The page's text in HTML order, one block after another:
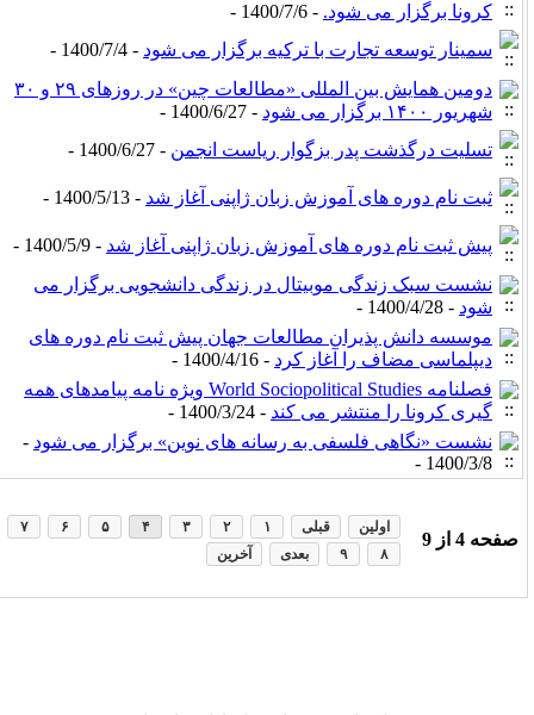
کرونا برگزار می شود.- 1400/7/6 -
سمینار توسعه تجارت با ترکیه برگزار می شود- 1400/7/4 -
دومین همایش بین المللی «مطالعات چین» در روزهای ۲۹ و ۳۰
شهریور ۱۴۰۰ برگزار می شود
- 1400/6/27 -
تسلیت درگذشت پدر بزگوار ریاست انجمن- 1400/6/27 -
ثبت نام دوره های آموزش زبان ژاپنی آغاز شد- 1400/5/13 -
پیش ثبت نام دوره های آموزش زبان ژاپنی آغاز شد- 1400/5/9 -
نشست سبک زندگی موبیتال در زندگی دانشجویی برگزار می
شود- 1400/4/28 -
موسسه دانش پذیران مطالعات جهان پیش ثبت نام دوره های
دیپلماسی مضاف را آغاز کرد - 1400/4/16 -
فصلنامه World Sociopolitical Studies ویژه نامه پیامدهای همه
گیری کرونا را منتشر می کند- 1400/3/24 -
نشست «نگاهی فلسفی به رسانه های نوین» برگزار می شود-
1400/3/8 -
صفحه4 از9
اولین قبلی
بعدی آخرین